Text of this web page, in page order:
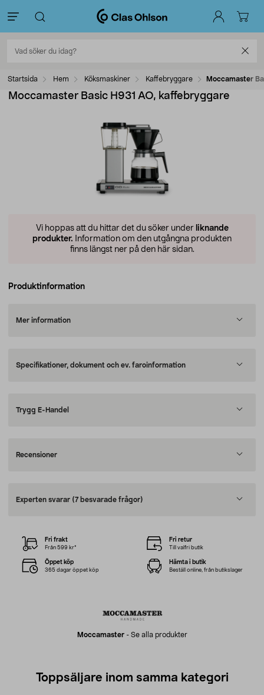
Startsida Hem Köksmaskiner Kaffebryggare Moccamaster
Moccamaster Basic H931 AO, kaffebryggare
Vi hoppas att du hittar det du söker under liknande
produkter. Information om den utgångna produkten
finns längst ner på den här sidan.
Produktinformation
Mer information
Specifikationer, dokument och ev. faroinformation
Trygg E-Handel
Recensioner
Experten svarar (7 besvarade frågor)
Moccamaster- Se alla produkter
Fri frakt
Från 599 kr*
Fri retur
Till valfri butik
Öppet köp
365 dagar öppet köp
Hämta i butik
Beställ online, från butikslager
Toppsäljare inom samma kategori